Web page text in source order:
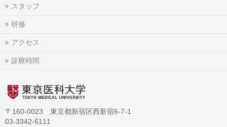
スタッフ
研修
アクセス
診療時間
〒160-0023 東京都新宿区西新宿6-7-1
03-3342-6111